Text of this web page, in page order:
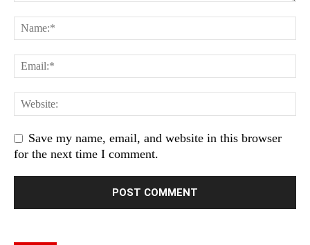
Save my name, email, and website in this browser
for the next time I comment.